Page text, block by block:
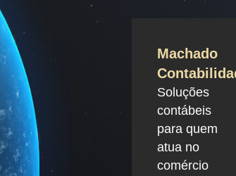
Machado
Soluções
contábeis
para quem
atua no
comércio